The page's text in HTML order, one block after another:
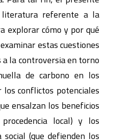
referente a la
explorar cómo y por qué
estas cuestiones
la controversia en torno
de carbono en los
conflictos potenciales
ensalzan los beneficios
local) y los
(que defienden los